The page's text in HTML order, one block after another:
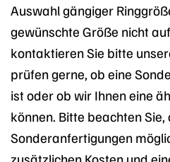
Auswahl gängiger
gewünschte Größe nicht
kontaktieren Sie bitte
prüfen gerne, ob eine
ist oder ob wir Ihnen eine
können. Bitte beachten Sie,
Sonderanfertigungen
zusätzlichen Kosten und